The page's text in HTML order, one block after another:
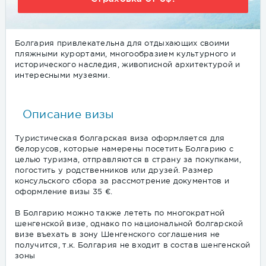
Болгария привлекательна для отдыхающих своими
пляжными курортами, многообразием культурного и
исторического наследия, живописной архитектурой и
интересными музеями.
Описание визы
Туристическая болгарская виза оформляется для
белорусов, которые намерены посетить Болгарию с
целью туризма, отправляются в страну за покупками,
погостить у родственников или друзей. Размер
консульского сбора за рассмотрение документов и
оформление визы 35 €.
В Болгарию можно также лететь по многократной
шенгенской визе, однако по национальной болгарской
визе въехать в зону Шенгенского соглашения не
получится, т.к. Болгария не входит в состав шенгенской
зоны